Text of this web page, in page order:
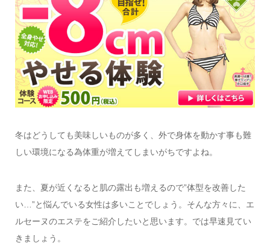
冬はどうしても美味しいものが多く、外で身体を動かす事も難
しい環境になる為体重が増えてしまいがちですよね。
また、夏が近くなると肌の露出も増えるので”体型を改善した
い…”と悩んでいる女性は多いことでしょう。そんな方々に、エ
ルセーヌのエステをご紹介したいと思います。では早速見てい
きましょう。